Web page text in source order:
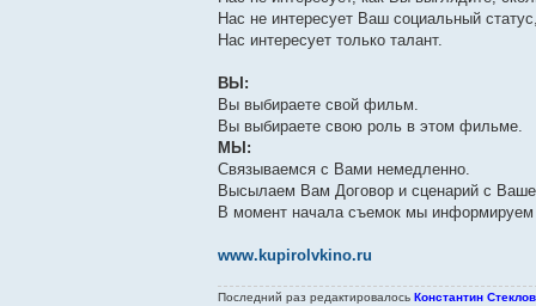
Нас не интересует Ваш социальный
Нас интересует только талант.
ВЫ:
Вы выбираете свой фильм.
Вы выбираете свою роль в этом фильме.
МЫ:
Связываемся с Вами немедленно.
Высылаем Вам Договор и сценарий с
В момент начала съемок мы информируем
www.kupirolvkino.ru
Последний раз редактировалосьКонстантин Стеклов